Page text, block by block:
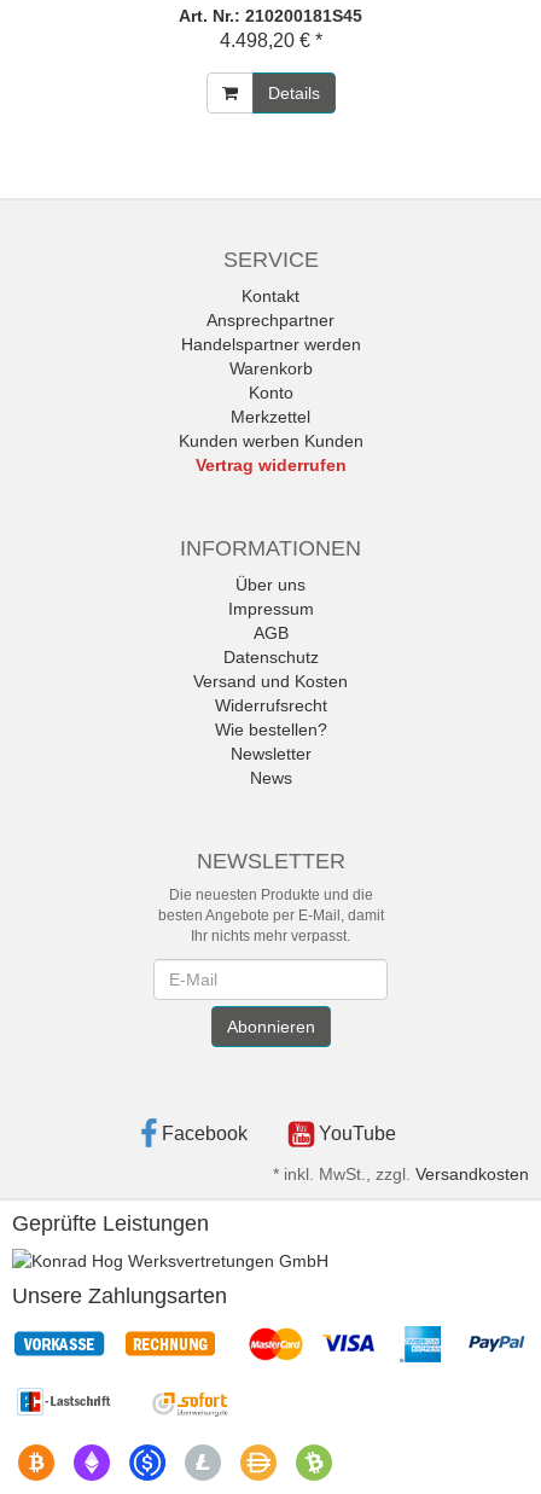
Art. Nr.: 210200181S45
4.498,20 € *
Details
SERVICE
Kontakt
Ansprechpartner
Handelspartner werden
Warenkorb
Konto
Merkzettel
Kunden werben Kunden
Vertrag widerrufen
INFORMATIONEN
Über uns
Impressum
AGB
Datenschutz
Versand und Kosten
Widerrufsrecht
Wie bestellen?
Newsletter
News
NEWSLETTER
Die neuesten Produkte und die
besten Angebote per E-Mail, damit
Ihr nichts mehr verpasst.
Abonnieren
Facebook YouTube
* inkl. MwSt., zzgl. Versandkosten
Geprüfte Leistungen
Unsere Zahlungsarten